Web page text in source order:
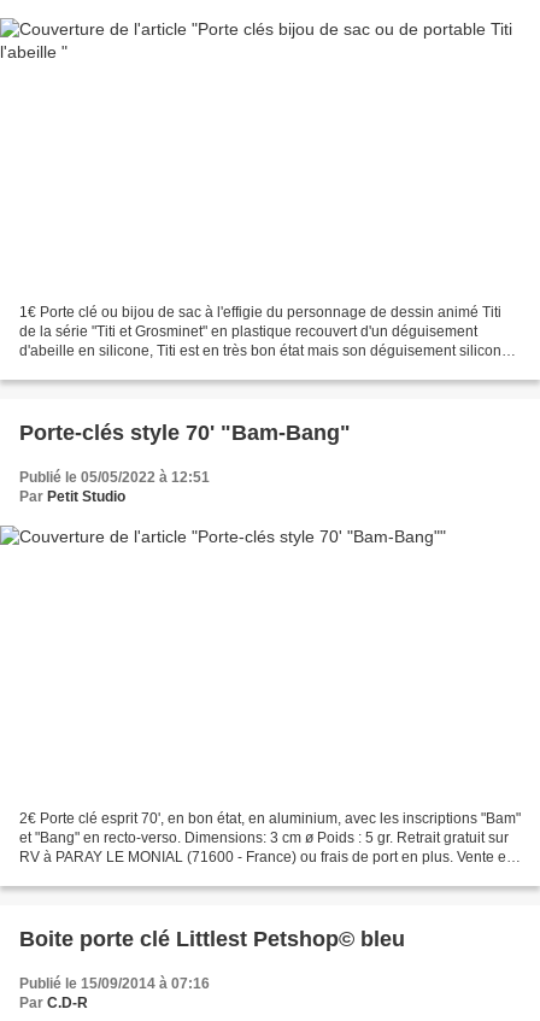
1€ Porte clé ou bijou de sac à l'effigie du personnage de dessin animé Titi
de la série "Titi et Grosminet" en plastique recouvert d'un déguisement
d'abeille en silicone, Titi est en très bon état mais son déguisement silicone
Porte-clés style 70' "Bam-Bang"
Publié le 05/05/2022 à 12:51
Par Petit Studio
2€ Porte clé esprit 70', en bon état, en aluminium, avec les inscriptions "Bam"
et "Bang" en recto-verso. Dimensions: 3 cm ø Poids : 5 gr. Retrait gratuit sur
RV à PARAY LE MONIAL (71600 - France) ou frais de port en plus. Vente en
Boite porte clé Littlest Petshop© bleu
Publié le 15/09/2014 à 07:16
Par C.D-R